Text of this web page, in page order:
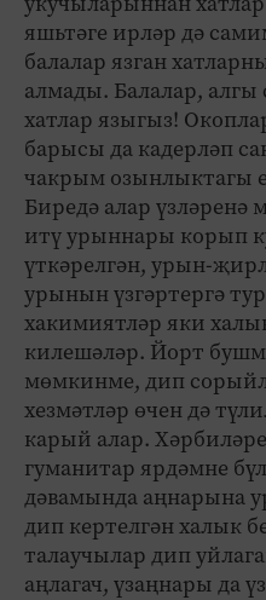
яшьтәге ирләр дә
балалар язган
алмады. Балалар, алгы
хатлар языгыз!
барысы да кадерләп
чакрым озынлыктагы
Биредә алар үзләренә
итү урыннары корып
үткәрелгән, урын-
урынын үзгәртергә
хакимиятләр яки
килешәләр. Йорт
мөмкинме, дип
хезмәтләр өчен дә
карый алар.
гуманитар ярдәмне
дәвамында аңнарына
дип кертелгән халык
талаучылар дип
аңлагач, үзаңнары да